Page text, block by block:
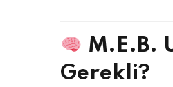
M.E.B.
Gerekli?